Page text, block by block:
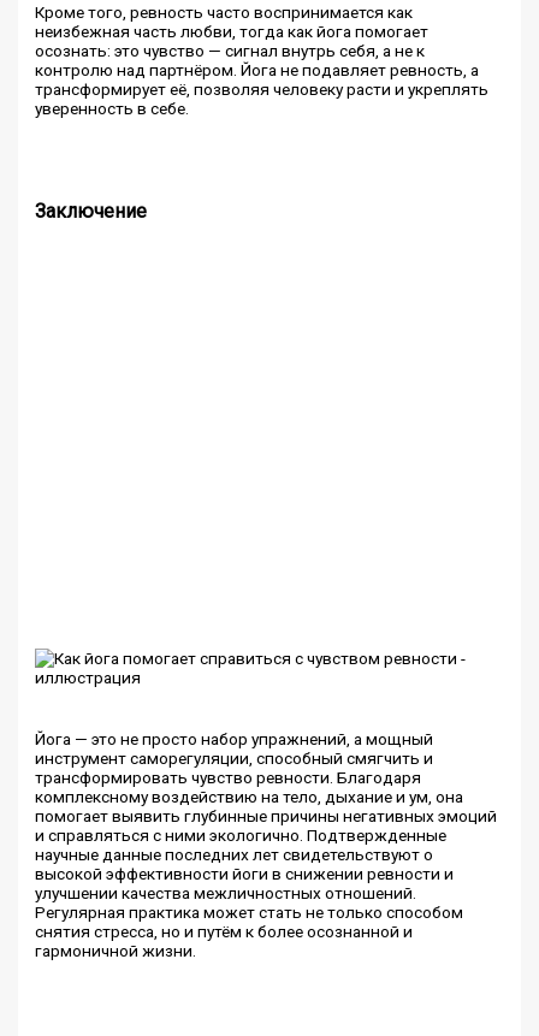
Кроме того, ревность часто воспринимается как
неизбежная часть любви, тогда как йога помогает
осознать: это чувство — сигнал внутрь себя, а не к
контролю над партнёром. Йога не подавляет ревность, а
трансформирует её, позволяя человеку расти и укреплять
уверенность в себе.
Заключение
Йога — это не просто набор упражнений, а мощный
инструмент саморегуляции, способный смягчить и
трансформировать чувство ревности. Благодаря
комплексному воздействию на тело, дыхание и ум, она
помогает выявить глубинные причины негативных эмоций
и справляться с ними экологично. Подтвержденные
научные данные последних лет свидетельствуют о
высокой эффективности йоги в снижении ревности и
улучшении качества межличностных отношений.
Регулярная практика может стать не только способом
снятия стресса, но и путём к более осознанной и
гармоничной жизни.